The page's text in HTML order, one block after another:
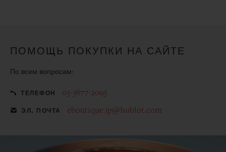
ПОМОЩЬ ПОКУПКИ НА САЙТЕ
По всем вопросам:
ТЕЛЕФОН 03-5677-2095
ЭЛ. ПОЧТА eboutique.jp@hublot.com